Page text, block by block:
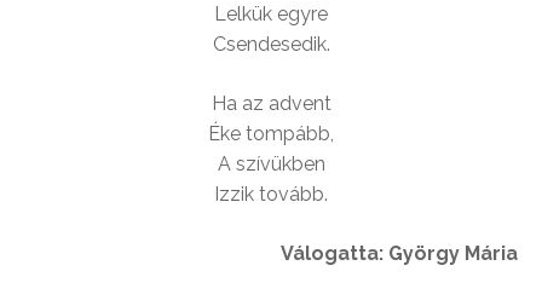
Lelkük egyre
Csendesedik.
Ha az advent
Éke tompább,
A szívükben
Izzik tovább.
Válogatta: György Mária